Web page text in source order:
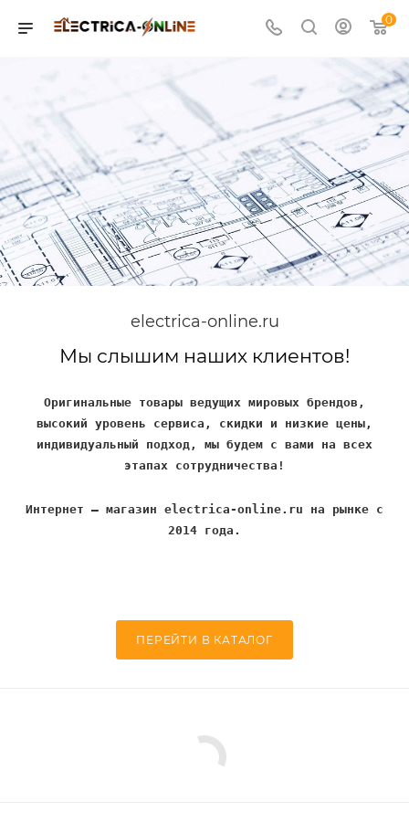
0
electrica-online.ru
Мы слышим наших клиентов!
Оригинальные товары ведущих мировых брендов,
высокий уровень сервиса, скидки и низкие цены,
индивидуальный подход, мы будем с вами на всех
этапах сотрудничества!
Интернет – магазин electrica-online.ru на рынке с
2014 года.
ПЕРЕЙТИ В КАТАЛОГ